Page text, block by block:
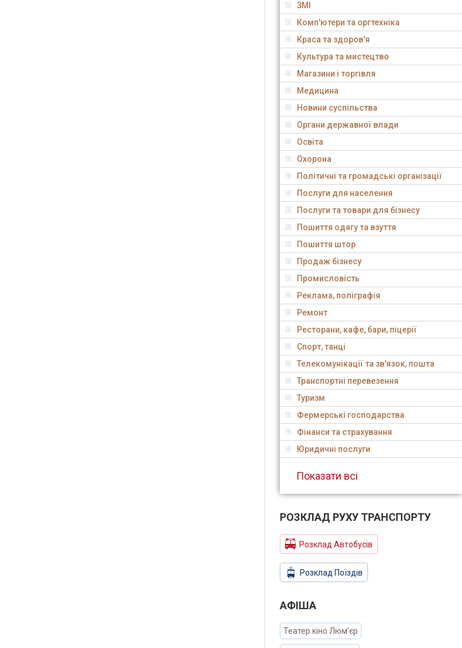
ЗМІ
Комп'ютери та оргтехніка
Краса та здоров'я
Культура та мистецтво
Магазини і торгівля
Медицина
Новини суспільства
Органи державної влади
Освіта
Охорона
Політичні та громадські організації
Послуги для населення
Послуги та товари для бізнесу
Пошиття одягу та взуття
Пошиття штор
Продаж бізнесу
Промисловість
Реклама, поліграфія
Ремонт
Ресторани, кафе, бари, піцерії
Спорт, танці
Телекомунікації та зв'язок, пошта
Транспортні перевезення
Туризм
Фермерські господарства
Фінанси та страхування
Юридичні послуги
Показати всі
РОЗКЛАД РУХУ ТРАНСПОРТУ
Розклад Автобусів
Розклад Поїздів
АФIША
Театер кіно Люм’єр